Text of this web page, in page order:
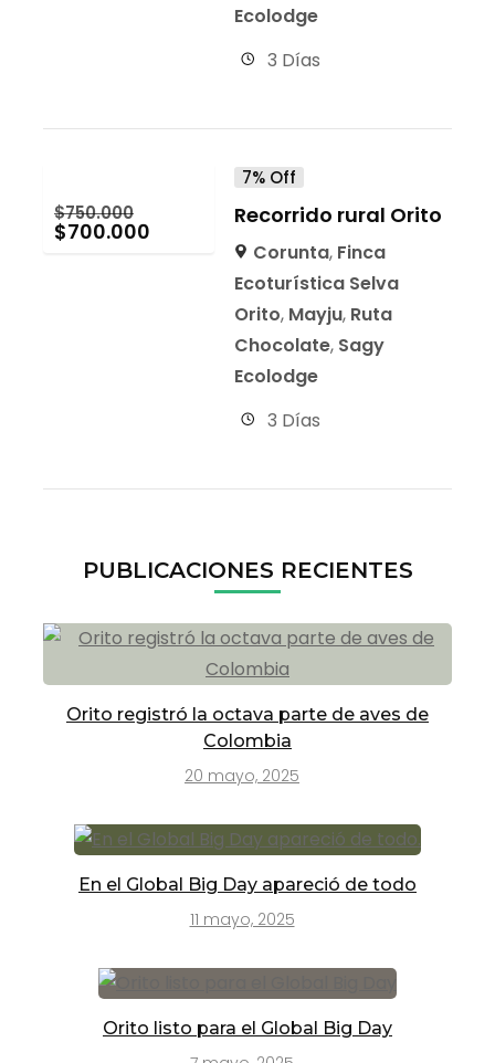
Ecolodge
3 Días
$750.000
$700.000
7% Off
Recorrido rural Orito
Corunta, Finca
Ecoturística Selva
Orito, Mayju, Ruta
Chocolate, Sagy
Ecolodge
3 Días
PUBLICACIONES RECIENTES
Orito registró la octava parte de aves de
Colombia
20 mayo, 2025
En el Global Big Day apareció de todo
11 mayo, 2025
Orito listo para el Global Big Day